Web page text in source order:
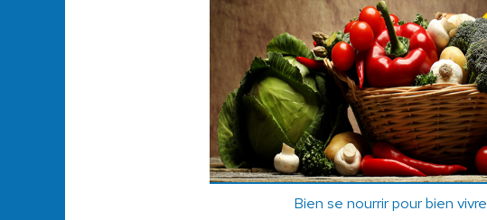
Bien se nourrir pour bien vivre